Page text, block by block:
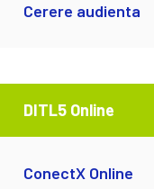
Cerere audienta
DITL5 Online
ConectX Online